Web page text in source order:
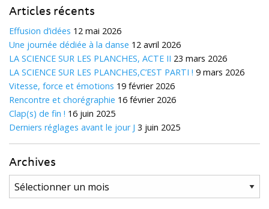
Articles récents
Effusion d’idées 12 mai 2026
Une journée dédiée à la danse 12 avril 2026
LA SCIENCE SUR LES PLANCHES, ACTE II 23 mars 2026
LA SCIENCE SUR LES PLANCHES,C’EST PARTI ! 9 mars 2026
Vitesse, force et émotions 19 février 2026
Rencontre et chorégraphie 16 février 2026
Clap(s) de fin ! 16 juin 2025
Derniers réglages avant le jour J 3 juin 2025
Archives
Archives